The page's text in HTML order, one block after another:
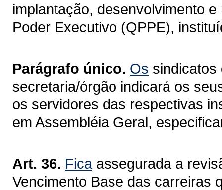
implantação, desenvolvimento
Poder Executivo (QPPE),
Parágrafo único. Os sindicatos
secretaria/órgão indicará os
os servidores das respectivas
em Assembléia Geral,
Art. 36. Ficaassegurada a
Vencimento Base das carreiras